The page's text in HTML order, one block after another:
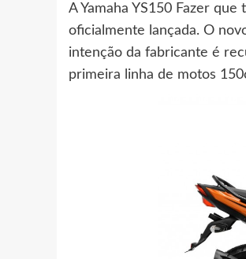
A Yamaha YS150 Fazer
oficialmente lançada. O
intenção da fabricante é
primeira linha de motos